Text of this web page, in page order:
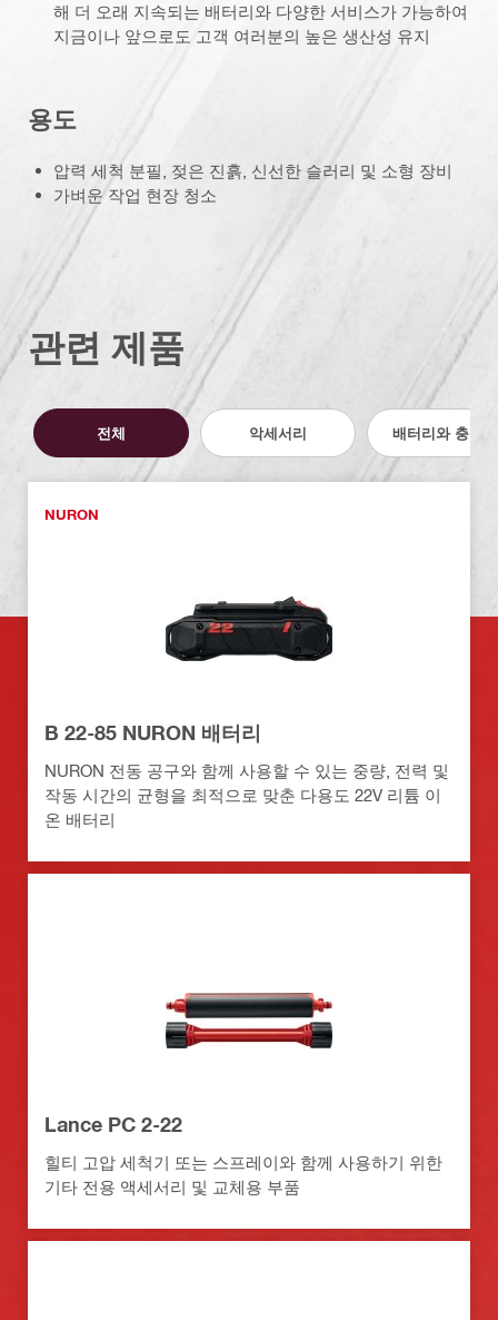
해 더 오래 지속되는 배터리와 다양한 서비스가 가능하여
지금이나 앞으로도 고객 여러분의 높은 생산성 유지
용도
압력 세척 분필, 젖은 진흙, 신선한 슬러리 및 소형 장비
가벼운 작업 현장 청소
관련 제품
전체 악세서리 배터리와 충전기
NURON
B 22-85 NURON 배터리
NURON 전동 공구와 함께 사용할 수 있는 중량, 전력 및
작동 시간의 균형을 최적으로 맞춘 다용도 22V 리튬 이
온 배터리
Lance PC 2-22
힐티 고압 세척기 또는 스프레이와 함께 사용하기 위한
기타 전용 액세서리 및 교체용 부품